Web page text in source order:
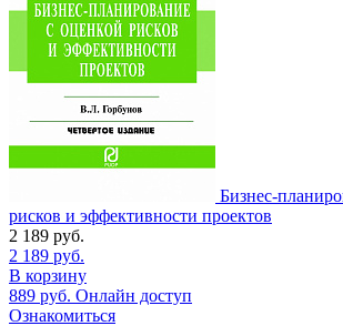
Бизнес-
рисков и эффективности проектов
2 189 руб.
2 189 руб.
В корзину
889 руб. Онлайн доступ
Ознакомиться